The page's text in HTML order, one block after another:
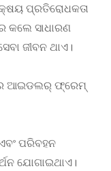
ପ୍ରତିରୋଧକତା
କଲେ ସାଧାରଣ
ଜୀବନ ଥାଏ।
ଆଇଡଲର୍ ଫ୍ରେମ୍
ପରିବହନ
ଯୋଗାଇଥାଏ।